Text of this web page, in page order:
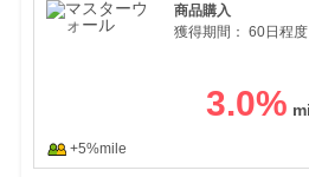
商品購入
獲得期間： 60日程度
3.0%
+5%mile